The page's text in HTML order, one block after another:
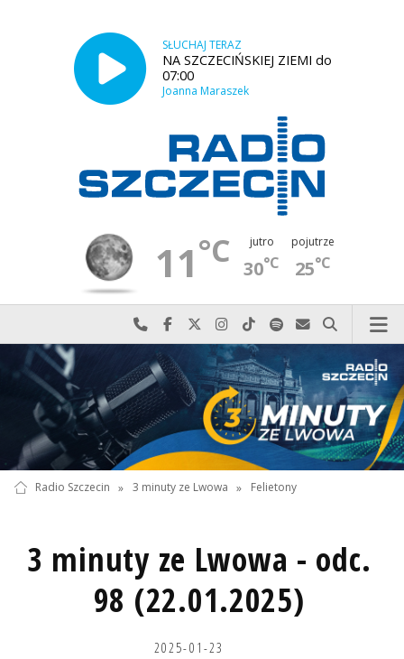
SŁUCHAJ TERAZ
NA SZCZECIŃSKIEJ ZIEMI do
07:00
Joanna Maraszek
11°C jutro
30°C
pojutrze
25°C
Najlepiej po prostu do nas zadzwoń
Odwiedź nas na Facebook-u
Odwiedź nas na X
Odwiedź nas na Instagram-ie
Odwiedź nas na TikTok-u
Szukaj nas na Spotify
Wyślij do nas
Szukaj
Radio Szczecin » 3 minuty ze Lwowa » Felietony
3 minuty ze Lwowa - odc.
98 (22.01.2025)
2025-01-23